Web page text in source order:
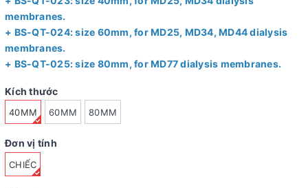
membranes.
+ BS-QT-024: size 60mm, for MD25, MD34, MD44 dialysis
membranes.
+ BS-QT-025: size 80mm, for MD77 dialysis membranes.
Kích thước
40MM 60MM 80MM
Đơn vị tính
CHIẾC